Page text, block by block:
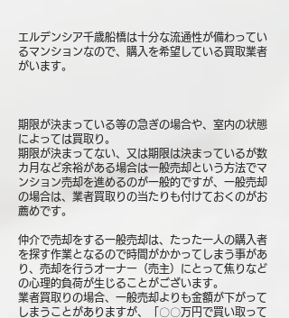
エルデンシア千歳船橋は十分な流通性が備わってい
るマンションなので、購入を希望している買取業者
がいます。
期限が決まっている等の急ぎの場合や、室内の状態
によっては買取り。
期限が決まってない、又は期限は決まっているが数
カ月など余裕がある場合は一般売却という方法でマ
ンション売却を進めるのが一般的ですが、一般売却
の場合は、業者買取りの当たりも付けておくのがお
薦めです。
仲介で売却をする一般売却は、たった一人の購入者
を探す作業となるので時間がかかってしまう事があ
り、売却を行うオーナー（売主）にとって焦りなど
の心理的負荷が生じることがございます。
業者買取りの場合、一般売却よりも金額が下がって
しまうことがありますが、「〇〇万円で買い取って